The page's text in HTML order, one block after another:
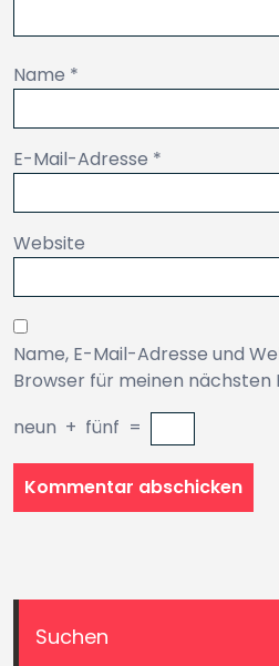
Name *
E-Mail-Adresse *
Website
Name, E-Mail-Adresse und
Browser für meinen
neun + fünf =
Suchen